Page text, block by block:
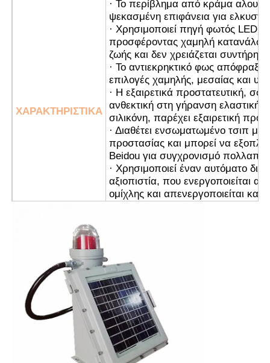
ΧΑΡΑΚΤΗΡΙΣΤΙΚΑ
· Το περίβλημα από κράμα
ψεκασμένη επιφάνεια για
· Χρησιμοποιεί πηγή φωτός LED
προσφέροντας χαμηλή
ζωής και δεν χρειάζεται
· Το αντιεκρηκτικό φως
επιλογές χαμηλής, μεσαίας και
· Η εξαιρετικά προστατευτική,
ανθεκτική στη γήρανση ελαστική
σιλικόνη, παρέχει εξαιρετική
· Διαθέτει ενσωματωμένο τσιπ
προστασίας και μπορεί να
Beidou για συγχρονισμό
· Χρησιμοποιεί έναν αυτόματο
αξιοπιστία, που ενεργοποιείται
ομίχλης και απενεργοποιείται
· Πλατφόρμες πετρελαίου &
· Εγκαταστάσεις Χημικής
· Σιλό σιτηρών & Αλευρόμυλοι
· Υπεράκτια Γεωτρύπανα
· Σταθμοί ΥΦΑ
· Ανθρακωρυχεία & Υποδομές
· Αποθήκες Επικίνδυνων